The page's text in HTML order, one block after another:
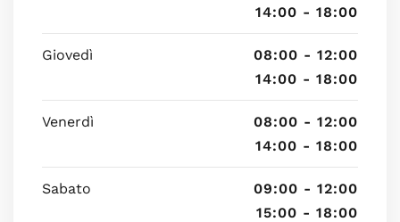
14:00 - 18:00
Giovedì
08:00 - 12:00
14:00 - 18:00
Venerdì
08:00 - 12:00
14:00 - 18:00
Sabato
09:00 - 12:00
15:00 - 18:00